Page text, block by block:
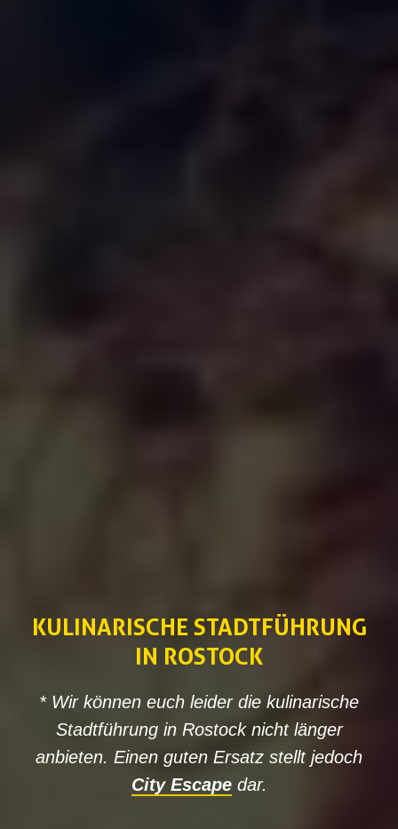
KULINARISCHE STADTFÜHRUNG
IN ROSTOCK
* Wir können euch leider die kulinarische
Stadtführung in Rostock nicht länger
anbieten. Einen guten Ersatz stellt jedoch
City Escapedar.